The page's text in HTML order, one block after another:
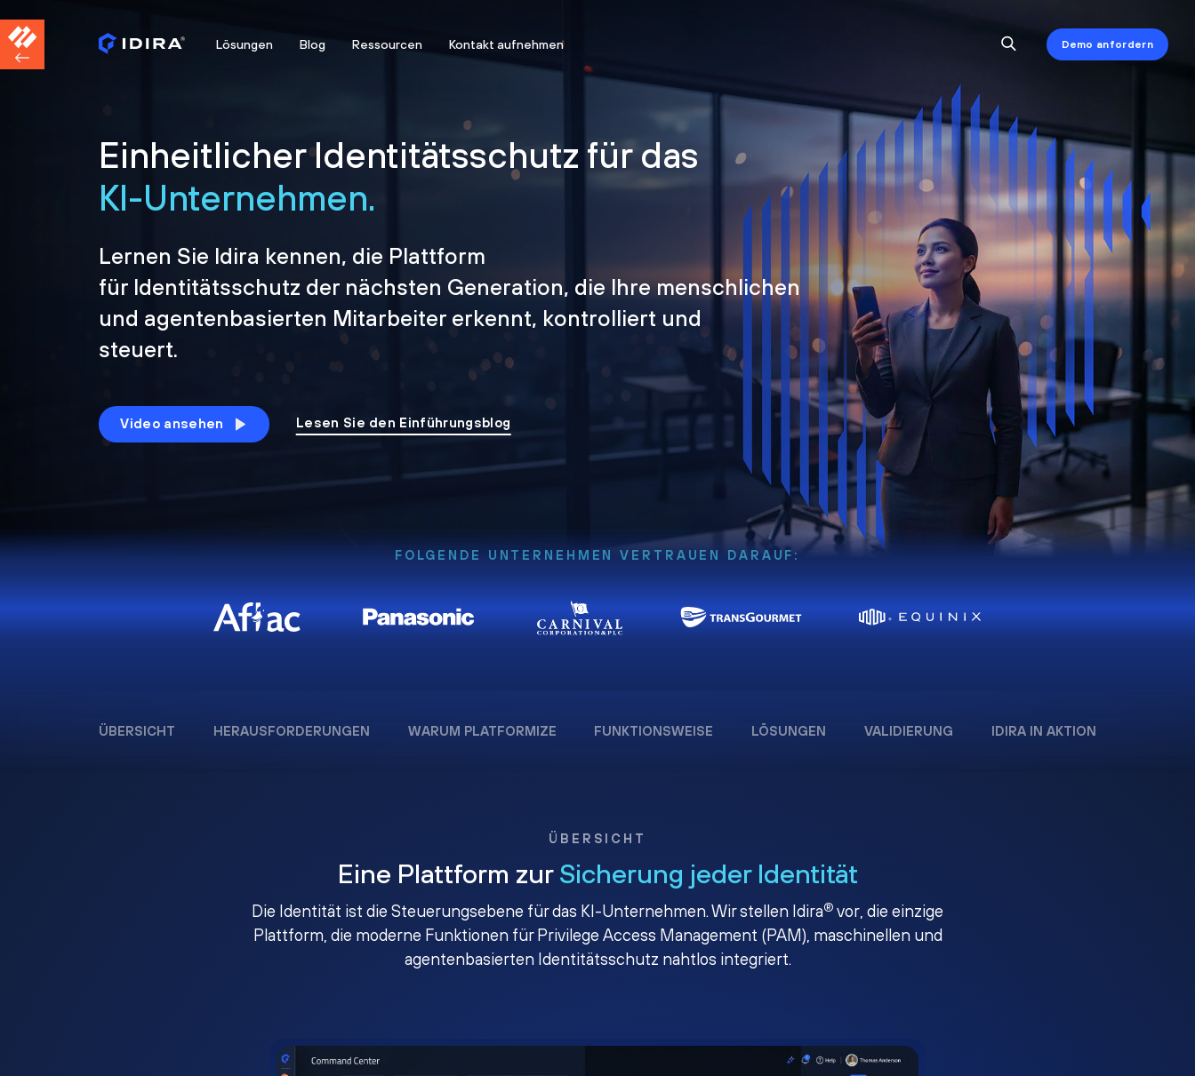
Lösungen Blog Ressourcen Kontakt aufnehmen Demo anfordern
Einheitlicher Identitätsschutz für das
KI-Unternehmen.
Lernen Sie Idira kennen, die Plattform
für Identitätsschutz der nächsten Generation, die Ihre menschlichen
und agentenbasierten Mitarbeiter erkennt, kontrolliert und
steuert.
Video ansehen Lesen Sie den Einführungsblog
FOLGENDE UNTERNEHMEN VERTRAUEN DARAUF:
ÜBERSICHT HERAUSFORDERUNGEN WARUM PLATFORMIZE FUNKTIONSWEISE LÖSUNGEN VALIDIERUNG IDIRA IN AKTION
ÜBERSICHT
Eine Plattform zur Sicherung jeder Identität
Die Identität ist die Steuerungsebene für das KI-Unternehmen. Wir stellen Idira® vor, die einzige
Plattform, die moderne Funktionen für Privilege Access Management (PAM), maschinellen und
agentenbasierten Identitätsschutz nahtlos integriert.